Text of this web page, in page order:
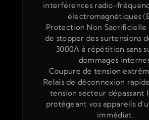
interférences radio-
électromagnétiques
Protection Non Sacrificielle
de stopper des surtensions
3000A à répétition sans
dommages
Coupure de tension
Relais de déconnexion
tension secteur dépassant
protégeant vos appareils
immédiat.